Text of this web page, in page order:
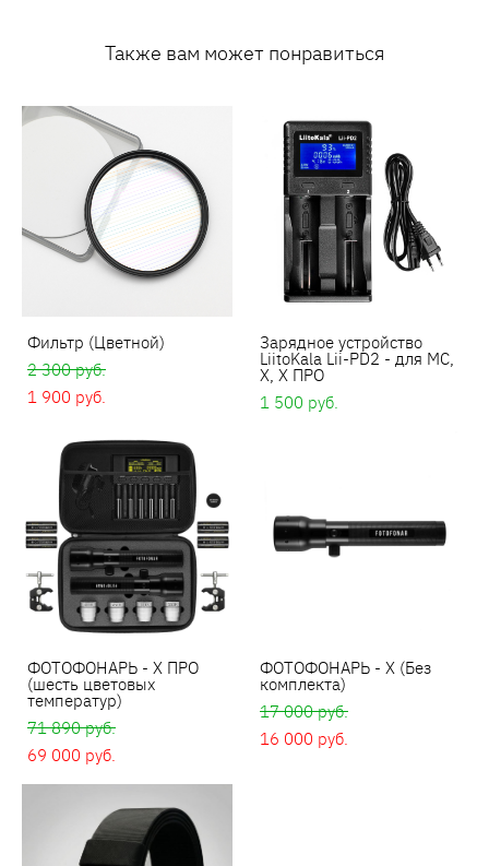
Также вам может понравиться
Фильтр (Цветной)
2 300 pуб.
1 900 pуб.
Зарядное устройство
LiitoKala Lii-PD2 - для МС,
Х, Х ПРО
1 500 pуб.
ФОТОФОНАРЬ - X ПРО
(шесть цветовых
температур)
71 890 pуб.
69 000 pуб.
ФОТОФОНАРЬ - X (Без
комплекта)
17 000 pуб.
16 000 pуб.